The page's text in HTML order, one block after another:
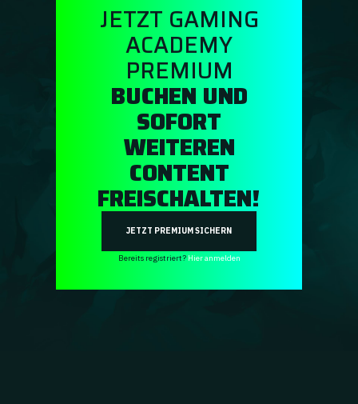
JETZT GAMING
ACADEMY
PREMIUM
BUCHEN UND
SOFORT
WEITEREN
CONTENT
FREISCHALTEN!
JETZT PREMIUM SICHERN
Bereits registriert? Hier anmelden